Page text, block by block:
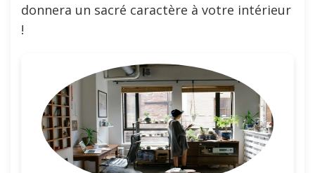
donnera un sacré caractère à votre intérieur
!